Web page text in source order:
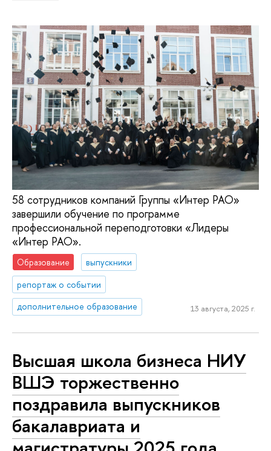
58 сотрудников компаний Группы «Интер РАО»
завершили обучение по программе
профессиональной переподготовки «Лидеры
«Интер РАО».
Образование
выпускники
репортаж о событии
дополнительное образование
13 августа, 2025 г.
Высшая школа бизнеса НИУ
ВШЭ торжественно
поздравила выпускников
бакалавриата и